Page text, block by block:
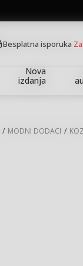
Besplatna isporuka
Nova
izdanja
MODNI DODACI